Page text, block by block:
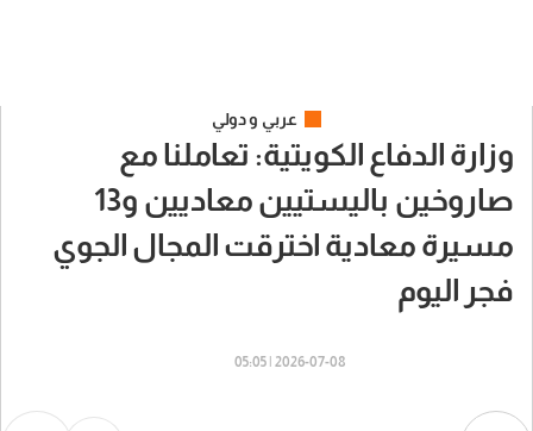
عربي و دولي
وزارة الدفاع الكويتية: تعاملنا مع
صاروخين باليستيين معاديين و13
مسيرة معادية اخترقت المجال الجوي
فجر اليوم
2026-07-08 | 05:05